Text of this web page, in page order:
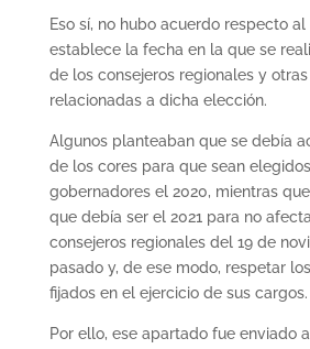
Eso sí, no hubo acuerdo respecto
establece la fecha en la que se
de los consejeros regionales y
relacionadas a dicha elección.
Algunos planteaban que se debía
de los cores para que sean
gobernadores el 2020, mientras
que debía ser el 2021 para no
consejeros regionales del 19 de
pasado y, de ese modo, respetar
fijados en el ejercicio de sus cargos.
Por ello, ese apartado fue enviado